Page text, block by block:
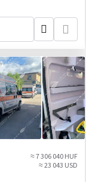
≈ 7 306 040 HUF
≈ 23 043 USD